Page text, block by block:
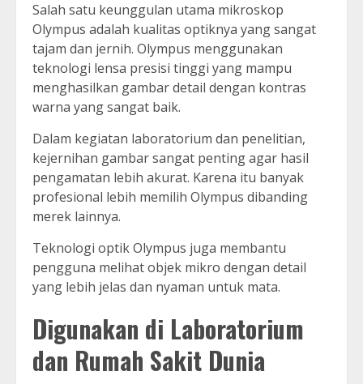
Salah satu keunggulan utama mikroskop
Olympus adalah kualitas optiknya yang sangat
tajam dan jernih. Olympus menggunakan
teknologi lensa presisi tinggi yang mampu
menghasilkan gambar detail dengan kontras
warna yang sangat baik.
Dalam kegiatan laboratorium dan penelitian,
kejernihan gambar sangat penting agar hasil
pengamatan lebih akurat. Karena itu banyak
profesional lebih memilih Olympus dibanding
merek lainnya.
Teknologi optik Olympus juga membantu
pengguna melihat objek mikro dengan detail
yang lebih jelas dan nyaman untuk mata.
Digunakan di Laboratorium
dan Rumah Sakit Dunia